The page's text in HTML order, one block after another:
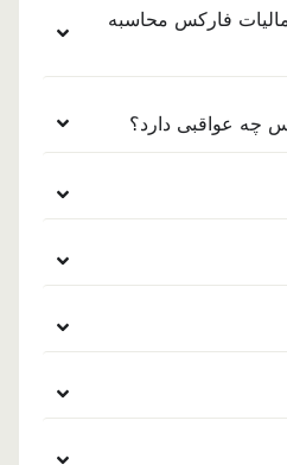
فارکس محاسبه
عواقبی دارد؟